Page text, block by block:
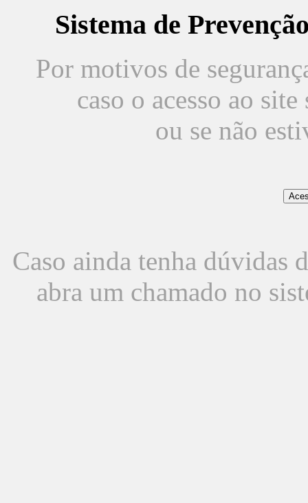
Sistema de
Por motivos de
caso o acesso ao
ou se não
Caso ainda tenha dúvidas
abra um chamado no